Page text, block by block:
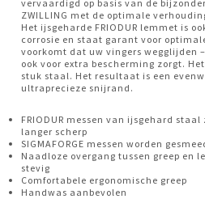
vervaardigd op basis van de
ZWILLING met de optimale
Het ijsgeharde FRIODUR lemmet is
corrosie en staat garant voor
voorkomt dat uw vingers wegglijden
ook voor extra bescherming zorgt.
stuk staal. Het resultaat is een
ultraprecieze snijrand.
FRIODUR messen van ijsgehard
langer scherp
SIGMAFORGE messen worden
Naadloze overgang tussen greep en
stevig
Comfortabele ergonomische greep
Handwas aanbevolen